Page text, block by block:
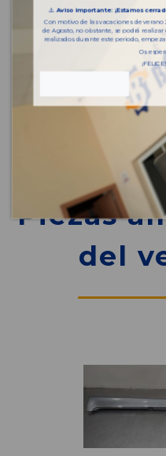
Piezas
del
⚠️Aviso importante: ¡Estamos
Con motivo de las vacaciones de
de Agosto, no obstante, se podrá
realizados durante este periodo,
Os